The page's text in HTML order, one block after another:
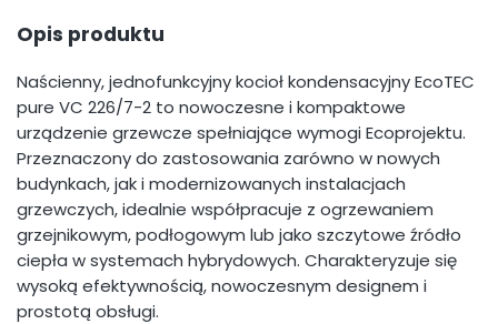
Opis produktu
Naścienny, jednofunkcyjny kocioł kondensacyjny EcoTEC
pure VC 226/7-2 to nowoczesne i kompaktowe
urządzenie grzewcze spełniające wymogi Ecoprojektu.
Przeznaczony do zastosowania zarówno w nowych
budynkach, jak i modernizowanych instalacjach
grzewczych, idealnie współpracuje z ogrzewaniem
grzejnikowym, podłogowym lub jako szczytowe źródło
ciepła w systemach hybrydowych. Charakteryzuje się
wysoką efektywnością, nowoczesnym designem i
prostotą obsługi.